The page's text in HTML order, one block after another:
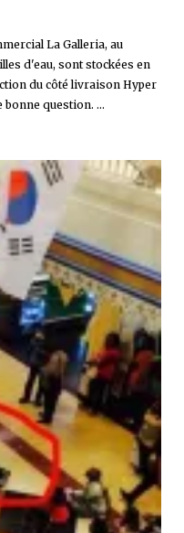
La Galleria, au
d'eau, sont stockées en
du côté livraison Hyper
bonne question. ...